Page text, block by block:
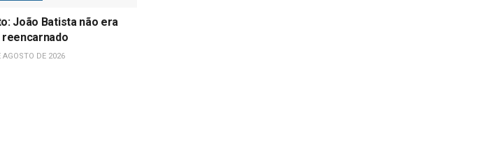
João Batista não era
reencarnado
DE 2026